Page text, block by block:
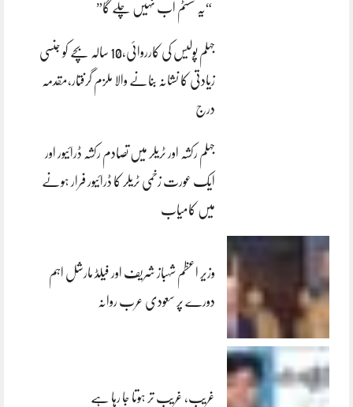
“یہ سسٹم اب نہیں چلے گا”
جہلم پولیس کی کارروائی،10 سالہ بچے کو جنسی
زیادتی کا نشانہ بنانے والا ملزم گرفتار،مقدمہ
درج
جہلم رکشہ اور ٹریلر میں تصادم رکشہ ڈرائیور اور
ایک عورت زخمی ٹریلر کا ڈرائیور فرار ہونے
میں کامیاب
وزیر اعظم شہباز شریف اور فیلڈ مارشل اہم
دورے پر سعودی عرب روانہ
غریب، غریب تر ہوتا جا رہا ہے